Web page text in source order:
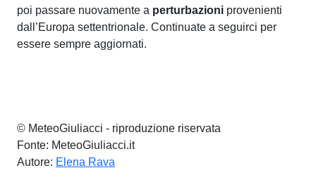
poi passare nuovamente a perturbazioni provenienti
dall’Europa settentrionale. Continuate a seguirci per
essere sempre aggiornati.
© MeteoGiuliacci - riproduzione riservata
Fonte: MeteoGiuliacci.it
Autore: Elena Rava